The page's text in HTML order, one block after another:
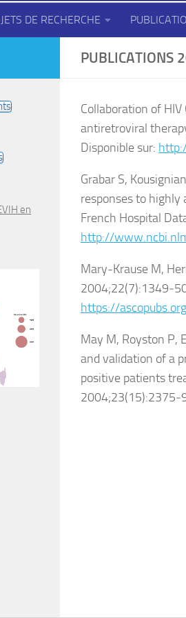
DE RECHERCHE
PUBLICATIONS
Collaboration of
antiretroviral
Disponible sur:
Grabar S,
responses to
French Hospital
http://
Mary-Krause M,
https://
May M, Royston P,
and validation of a
positive patients
en